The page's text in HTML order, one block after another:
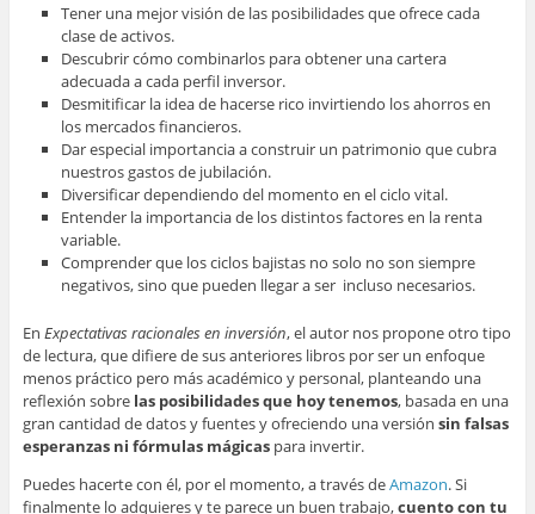
Tener una mejor visión de las posibilidades que ofrece cada
clase de activos.
Descubrir cómo combinarlos para obtener una cartera
adecuada a cada perfil inversor.
Desmitificar la idea de hacerse rico invirtiendo los ahorros en
los mercados financieros.
Dar especial importancia a construir un patrimonio que cubra
nuestros gastos de jubilación.
Diversificar dependiendo del momento en el ciclo vital.
Entender la importancia de los distintos factores en la renta
variable.
Comprender que los ciclos bajistas no solo no son siempre
negativos, sino que pueden llegar a ser incluso necesarios.
En Expectativas racionales en inversión, el autor nos propone otro tipo
de lectura, que difiere de sus anteriores libros por ser un enfoque
menos práctico pero más académico y personal, planteando una
reflexión sobre las posibilidades que hoy tenemos, basada en una
gran cantidad de datos y fuentes y ofreciendo una versión sin falsas
esperanzas ni fórmulas mágicaspara invertir.
Puedes hacerte con él, por el momento, a través deAmazon. Si
finalmente lo adquieres y te parece un buen trabajo,cuento con tu